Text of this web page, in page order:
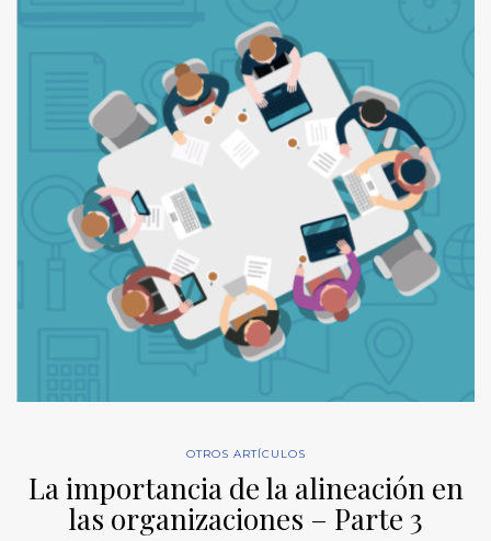
OTROS ARTÍCULOS
La importancia de la alineación en
las organizaciones – Parte 3